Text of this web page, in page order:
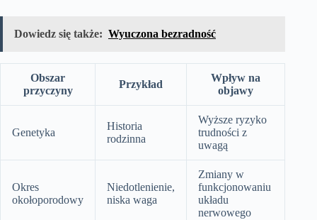
Dowiedz się także: Wyuczona bezradność
Obszar
przyczyny
Przykład
Wpływ na
objawy
Genetyka
Historia
rodzinna
Wyższe ryzyko
trudności z
uwagą
Okres
okołoporodowy
Niedotlenienie,
niska waga
Zmiany w
funkcjonowaniu
układu
nerwowego